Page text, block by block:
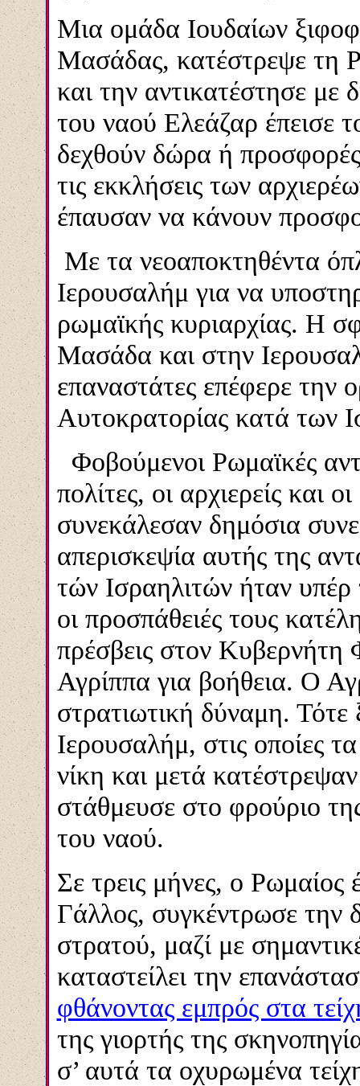
Μια ομάδα Ιουδαίων
Μασάδας, κατέστρεψε τη
και την αντικατέστησε
του ναού Ελεάζαρ έπεισε
δεχθούν δώρα ή
τις εκκλήσεις των
έπαυσαν να κάνουν
Με τα νεοαποκτηθέντα
Ιερουσαλήμ για να
ρωμαϊκής κυριαρχίας. Η
Μασάδα και στην
επαναστάτες επέφερε την
Αυτοκρατορίας κατά των
Φοβούμενοι Ρωμαϊκές
πολίτες, οι αρχιερείς και
συνεκάλεσαν δημόσια
απερισκεψία αυτής της
τών Ισραηλιτών ήταν
οι προσπάθειές τους
πρέσβεις στον Κυβερνήτη
Αγρίππα για βοήθεια. Ο
στρατιωτική δύναμη.
Ιερουσαλήμ, στις οποίες
νίκη και μετά
στάθμευσε στο φρούριο
του ναού.
Σε τρεις μήνες, ο Ρωμαίος
Γάλλος, συγκέντρωσε την
στρατού, μαζί με
καταστείλει την
φθάνοντας εμπρός στα
της γιορτής της
σ’ αυτά τα οχυρωμένα